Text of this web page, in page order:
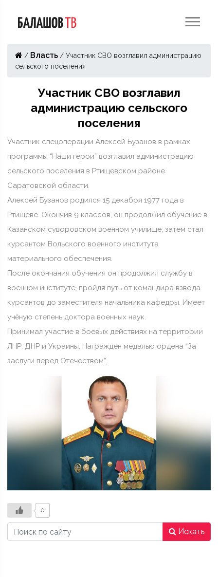
/ Власть / Участник СВО возглавил администрацию
сельского поселения
Участник СВО возглавил
администрацию сельского
поселения
Участник спецоперации Алексей Бузанов в рамках
программы “Наши герои” возглавил администрацию
сельского поселения в Ртищевском районе
Саратовской области.
Алексей Бузанов родился 15 декабря 1977 года в
Ртищеве. Окончив 9 классов, он продолжил обучение в
Казанском суворовском военном училище, затем стал
курсантом Вольского военного института
материального обеспечения.
После окончания обучения он продолжил службу в
военном институте, пройдя путь от командира взвода
курсантов до заместителя начальника кафедры. Имеет
учёную степень доктора военных наук.
Принимал участие в боевых действиях на территории
ЛНР, ДНР и Украины. Награжден медалью ордена “За
заслуги перед Отечеством”.
0
Искать